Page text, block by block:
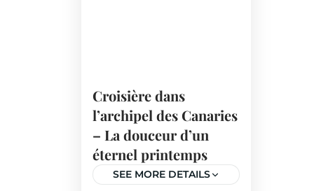
Croisière dans
l’archipel des Canaries
– La douceur d’un
éternel printemps
SEE MORE DETAILS